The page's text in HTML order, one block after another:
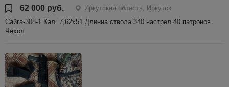
62 000 руб.
Иркутская область, Иркутск
Сайга-308-1 Кал. 7,62х51 Длинна ствола 340 настрел 40 патронов
Чехол